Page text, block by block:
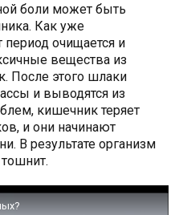
боли может быть
Как уже
период очищается и
вещества из
После этого шлаки
и выводятся из
кишечник теряет
и они начинают
В результате организм